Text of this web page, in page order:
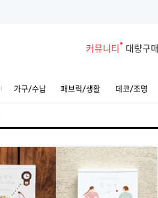
커뮤니티 대량구매
가구/수납 패브릭/생활 데코/조명